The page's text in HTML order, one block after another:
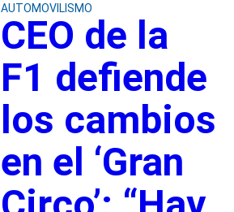
AUTOMOVILISMO
CEO de la
F1 defiende
los cambios
en el ‘Gran